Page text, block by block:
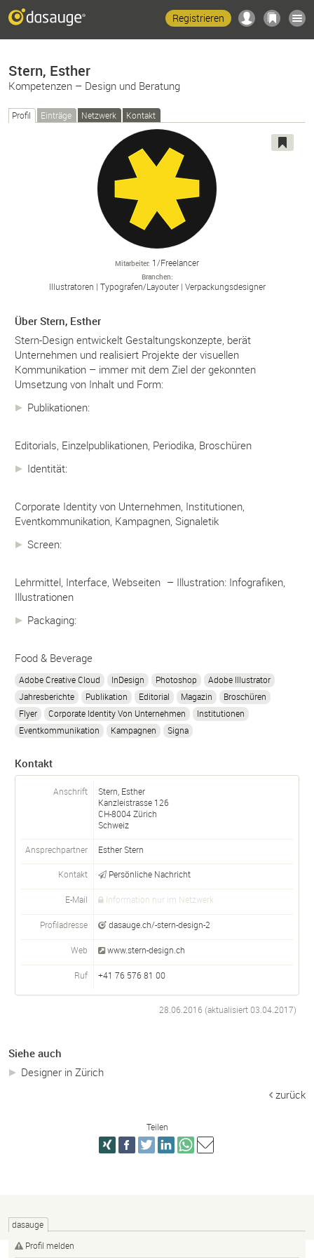
Registrieren
Stern, Esther
Kompetenzen – Design und Beratung
Profil Einträge Netzwerk Kontakt
Mitarbeiter 1/Freelancer
Branchen
Illustratoren Typografen/Layouter Verpackungsdesigner
Über Stern, Esther
Stern-Design entwickelt Gestaltungskonzepte, berät
Unternehmen und realisiert Projekte der visuellen
Kommunikation – immer mit dem Ziel der gekonnten
Umsetzung von Inhalt und Form:
Publikationen:
Editorials, Einzelpublikationen, Periodika, Broschüren
Identität:
Corporate Identity von Unternehmen, Institutionen,
Eventkommunikation, Kampagnen, Signaletik
Screen:
Lehrmittel, Interface, Webseiten – Illustration: Infografiken,
Illustrationen
Packaging:
Food & Beverage
Adobe Creative Cloud InDesign Photoshop
Adobe Illustrator
Jahresberichte
Publikation Editorial Magazin
Broschüren
Flyer
Corporate Identity Von Unternehmen
Institutionen
Eventkommunikation
Kampagnen Signa
Kontakt
Anschrift
Stern, Esther
Kanzleistrasse 126
CH-8004Zürich
Schweiz
Ansprechpartner Esther Stern
Kontakt Persönliche Nachricht
E-Mail Information nur im Netzwerk
Profiladresse dasauge.ch/-stern-design-2
Web www.stern-design.ch
Ruf +41 76 576 81 00
28.06.2016 (aktualisiert03.04.2017)
Siehe auch
Designer in Zürich
zurück
Teilen
dasauge
Profil melden